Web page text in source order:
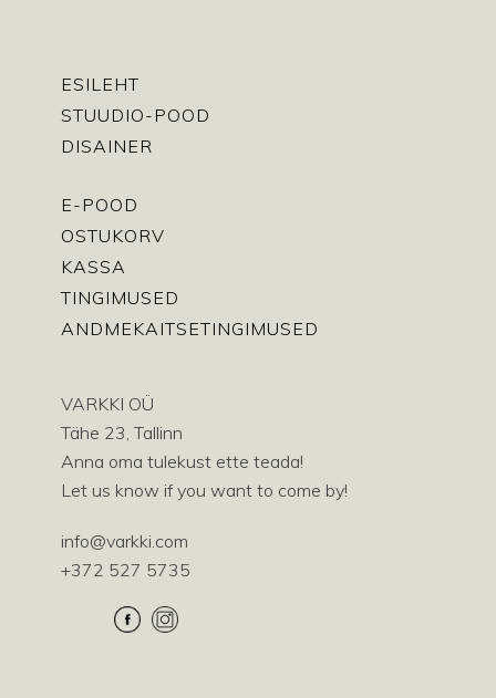
ESILEHT
STUUDIO-POOD
DISAINER
E-POOD
OSTUKORV
KASSA
TINGIMUSED
ANDMEKAITSETINGIMUSED
VARKKI OÜ
Tähe 23, Tallinn
Anna oma tulekust ette teada!
Let us know if you want to come by!
info@varkki.com
+372 527 5735